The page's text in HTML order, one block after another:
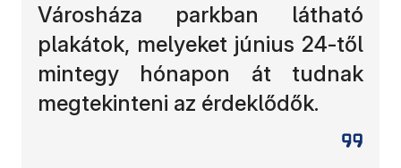
Városháza parkban látható
plakátok, melyeket június 24-től
mintegy hónapon át tudnak
megtekinteni az érdeklődők.